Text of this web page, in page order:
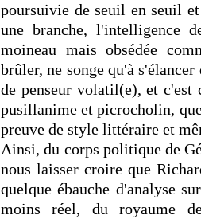
poursuivie de seuil en seuil
une branche, l'intelligence
moineau mais obsédée
brûler, ne songe qu'à
de penseur volatil(e), et
pusillanime et picrocholin,
preuve de style littéraire et
Ainsi, du corps politique de
nous laisser croire que
quelque ébauche d'analyse
moins réel, du royaume